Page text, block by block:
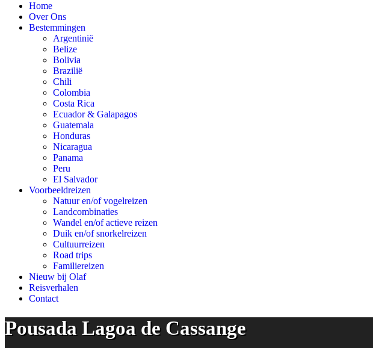
Home
Over Ons
Bestemmingen
Argentinië
Belize
Bolivia
Brazilië
Chili
Colombia
Costa Rica
Ecuador & Galapagos
Guatemala
Honduras
Nicaragua
Panama
Peru
El Salvador
Voorbeeldreizen
Natuur en/of vogelreizen
Landcombinaties
Wandel en/of actieve reizen
Duik en/of snorkelreizen
Cultuurreizen
Road trips
Familiereizen
Nieuw bij Olaf
Reisverhalen
Contact
Pousada Lagoa de Cassange